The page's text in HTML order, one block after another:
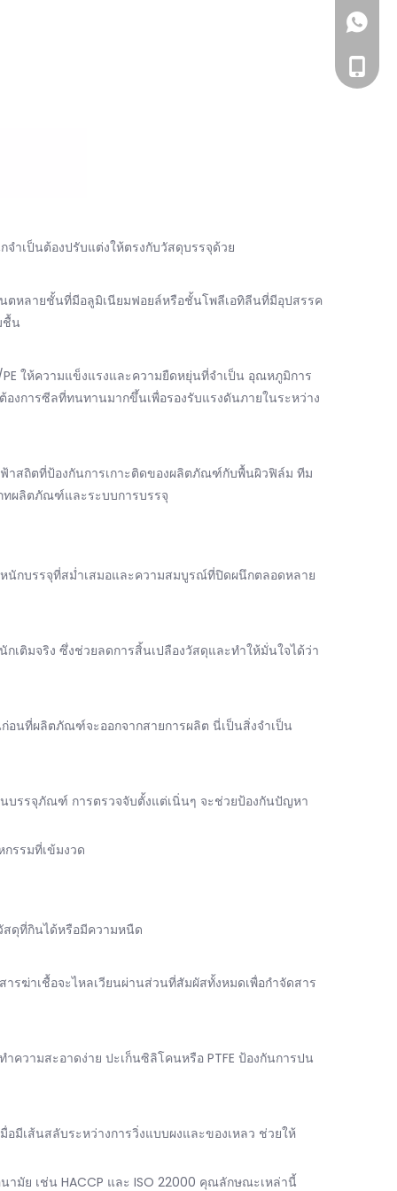
ำเป็นต้องปรับแต่งให้ตรงกับวัสดุบรรจุด้วย
ตหลายชั้นที่มีอลูมิเนียมฟอยล์หรือชั้นโพลีเอทิลีนที่มีอุปสรรค
ชื้น
ให้ความแข็งแรงและความยืดหยุ่นที่จำเป็น อุณหภูมิการ
งการซีลที่ทนทานมากขึ้นเพื่อรองรับแรงดันภายในระหว่าง
ฟ้าสถิตที่ป้องกันการเกาะติดของผลิตภัณฑ์กับพื้นผิวฟิล์ม ทีม
ทผลิตภัณฑ์และระบบการบรรจุ
นักบรรจุที่สม่ำเสมอและความสมบูรณ์ที่ปิดผนึกตลอดหลาย
เติมจริง ซึ่งช่วยลดการสิ้นเปลืองวัสดุและทำให้มั่นใจได้ว่า
อนที่ผลิตภัณฑ์จะออกจากสายการผลิต นี่เป็นสิ่งจำเป็น
บรรจุภัณฑ์ การตรวจจับตั้งแต่เนิ่นๆ จะช่วยป้องกันปัญหา
รรมที่เข้มงวด
สดุที่กินได้หรือมีความหนืด
รฆ่าเชื้อจะไหลเวียนผ่านส่วนที่สัมผัสทั้งหมดเพื่อกำจัดสาร
ความสะอาดง่าย ปะเก็นซิลิโคนหรือ PTFE ป้องกันการปน
มีเส้นสลับระหว่างการวิ่งแบบผงและของเหลว ช่วยให้
มัย เช่น HACCP และ ISO 22000 คุณลักษณะเหล่านี้
+86
+86-